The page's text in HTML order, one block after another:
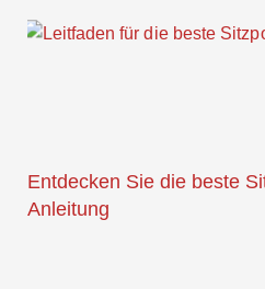
Entdecken Sie die beste
Anleitung